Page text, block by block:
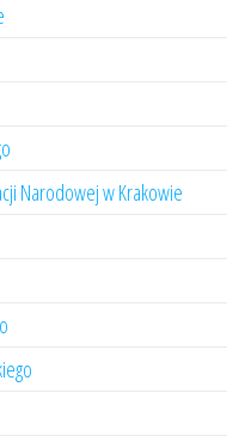
Narodowej w Krakowie